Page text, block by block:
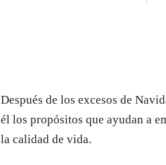
Después de los excesos de
él los propósitos que ayudan a
la calidad de vida.